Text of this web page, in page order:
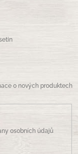
o nových produktech
osobních údajů